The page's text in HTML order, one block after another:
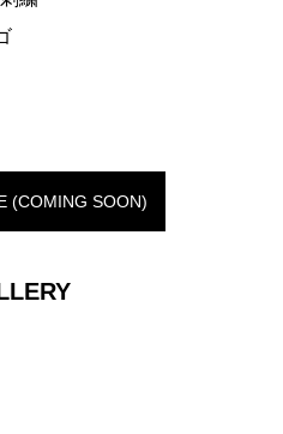
(COMING SOON)